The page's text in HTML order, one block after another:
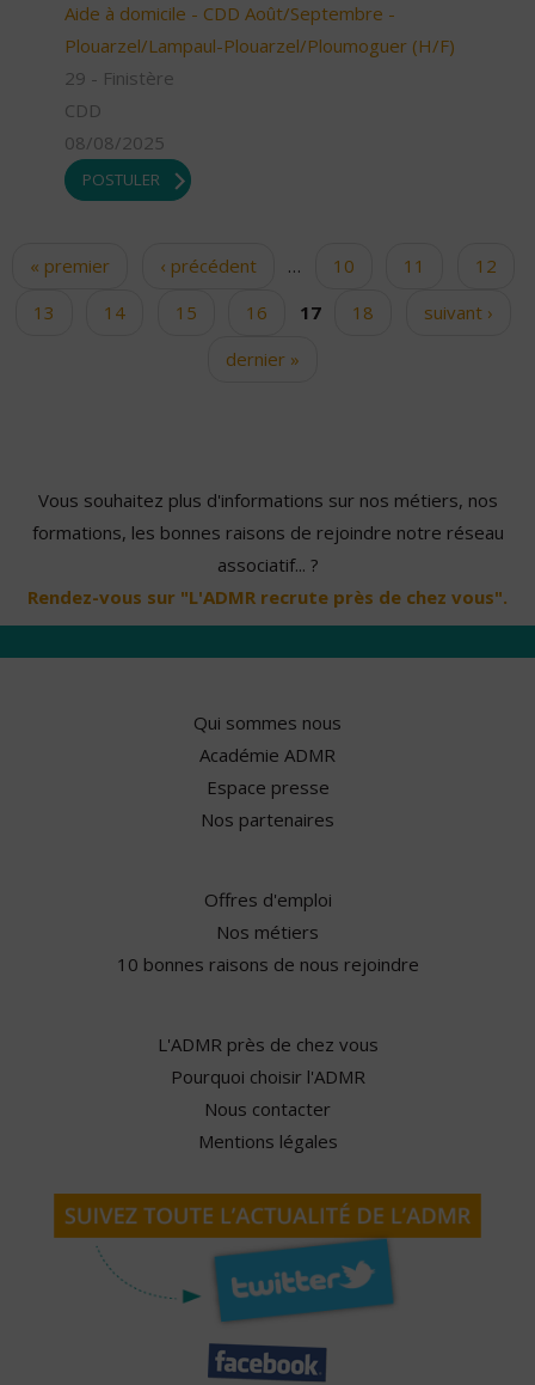
Aide à domicile - CDD Août/Septembre -
Plouarzel/Lampaul-Plouarzel/Ploumoguer (H/F)
29 - Finistère
CDD
08/08/2025
POSTULER
Pages
« premier ‹ précédent … 10 11
12
13
14 15 16 17 18
suivant ›
dernier »
Vous souhaitez plus d'informations sur nos métiers, nos
formations, les bonnes raisons de rejoindre notre réseau
associatif... ?
Rendez-vous sur "L'ADMR recrute près de chez vous".
Qui sommes nous
Académie ADMR
Espace presse
Nos partenaires
Offres d'emploi
Nos métiers
10 bonnes raisons de nous rejoindre
L'ADMR près de chez vous
Pourquoi choisir l'ADMR
Nous contacter
Mentions légales